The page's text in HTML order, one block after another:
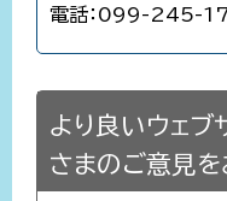
電話：099-245-
より良いウェブ
さまのご意見